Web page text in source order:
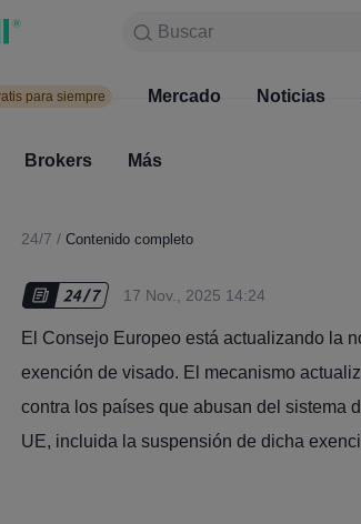
Buscar
Gráficos Gratis para siempre
Productos
para siempre Mercado Noticias
Brokers Más
24/7 / Contenido completo
17 Nov., 2025 14:24
El Consejo Europeo está actualizando la
exención de visado. El mecanismo
contra los países que abusan del sistema
UE, incluida la suspensión de dicha